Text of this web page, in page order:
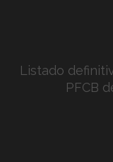
Listado
PFCB